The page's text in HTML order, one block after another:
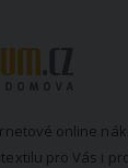
online
pro Vás i